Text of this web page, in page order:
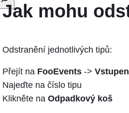
Jak mohu
Odstranění jednotlivých tipů:
Přejít na FooEvents ->
Najeďte na číslo tipu
Klikněte na Odpadkový koš